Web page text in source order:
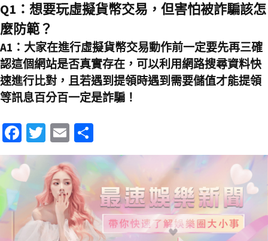
Q1：想要玩虛擬貨幣交易，但害怕被詐騙該怎
麼防範？
A1：大家在進行虛擬貨幣交易動作前一定要先再三確
認這個網站是否真實存在，可以利用網路搜尋資料快
速進行比對，且若遇到提領時遇到需要儲值才能提領
等訊息百分百一定是詐騙！
Fa
ce
b
o
o
k
T
wi
tt
er
E
m
ai
l
享